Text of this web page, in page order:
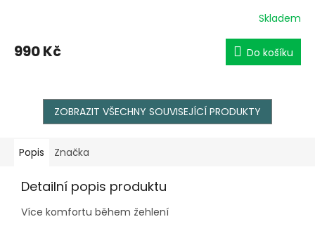
Skladem
990 Kč Do košíku
ZOBRAZIT VŠECHNY SOUVISEJÍCÍ PRODUKTY
Popis Značka
Detailní popis produktu
Více komfortu během žehlení